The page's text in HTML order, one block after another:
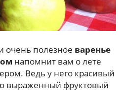
очень полезное варенье
напомнит вам о лете
Ведь у него красивый
выраженный фруктовый